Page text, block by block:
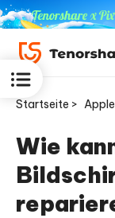
ReiBoot
for iOS
Startseite >
Wie